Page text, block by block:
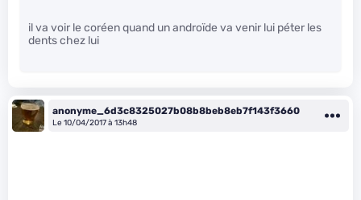
il va voir le coréen quand un androïde va venir lui péter les
dents chez lui
anonyme_6d3c8325027b08b8beb8eb7f143f3660
Le 10/04/2017 à 13h48